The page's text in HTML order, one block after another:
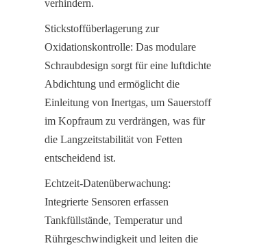
verhindern.
Stickstoffüberlagerung zur
Oxidationskontrolle: Das modulare
Schraubdesign sorgt für eine luftdichte
Abdichtung und ermöglicht die
Einleitung von Inertgas, um Sauerstoff
im Kopfraum zu verdrängen, was für
die Langzeitstabilität von Fetten
entscheidend ist.
Echtzeit-Datenüberwachung:
Integrierte Sensoren erfassen
Tankfüllstände, Temperatur und
Rührgeschwindigkeit und leiten die